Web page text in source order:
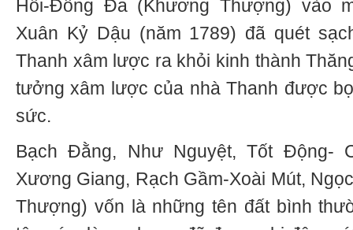
Hồi-Đống Đa (Khương Thượng) vào
Xuân Kỷ Dậu (năm 1789) đã quét
Thanh xâm lược ra khỏi kinh thành
tưởng xâm lược của nhà Thanh được
sức.
Bạch Đằng, Như Nguyệt, Tốt Động-
Xương Giang, Rạch Gầm-Xoài Mút,
Thượng) vốn là những tên đất bình